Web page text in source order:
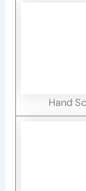
Hand